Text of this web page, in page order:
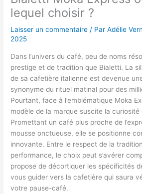
lequel choisir ?
Laisser un commentaire / ParAdélie
2025
Dans l’univers du café, peu de noms
prestige et de tradition que Bialetti. La
de sa cafetière italienne est devenue
synonyme du rituel matinal pour des
Pourtant, face à l’emblématique Moka
modèle de la marque suscite la
Promettant un café plus proche de
mousse onctueuse, elle se positionne
innovante. Entre le respect de la
performance, le choix peut s’avérer
propose de décortiquer les spécificités
vous guider vers la cafetière qui saura
votre pause-café.